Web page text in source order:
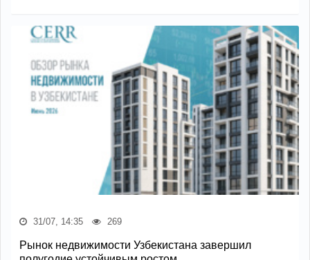
31/07, 14:35 269
Рынок недвижимости Узбекистана завершил